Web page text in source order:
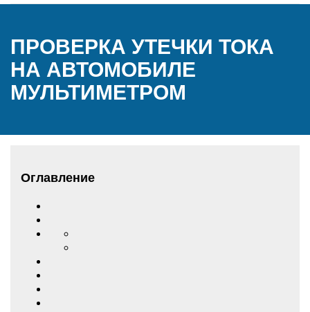
ПРОВЕРКА УТЕЧКИ ТОКА
НА АВТОМОБИЛЕ
МУЛЬТИМЕТРОМ
Оглавление